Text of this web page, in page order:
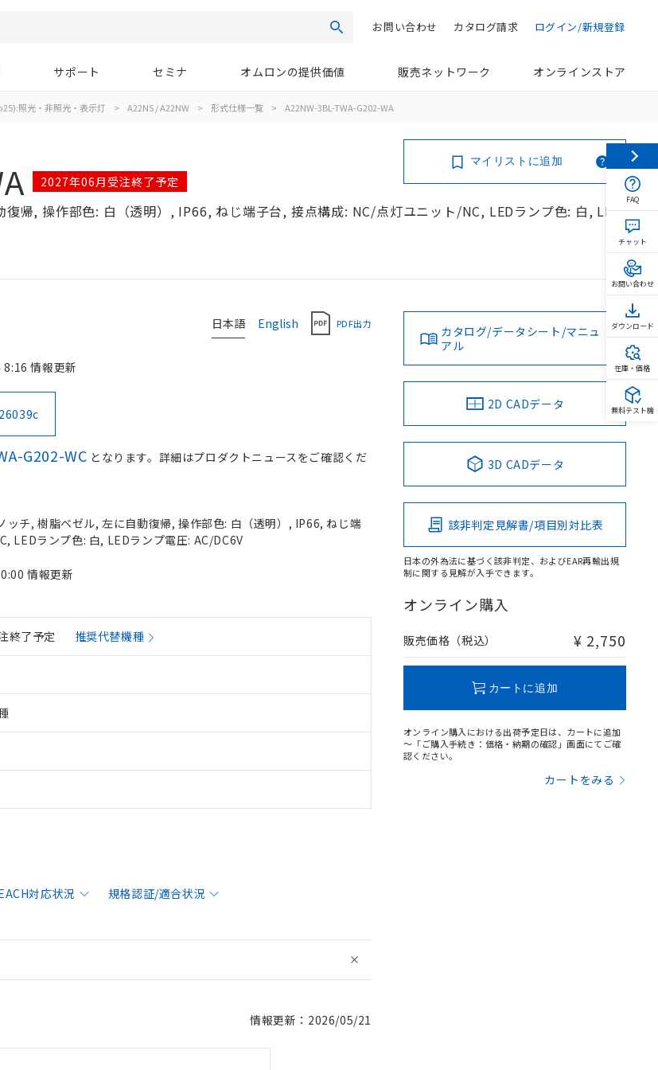
検索 ログイン/新規登録
カタログ請求
お問い合わせ
サポート セミナ オムロンの提供価値 販売ネットワーク オンラインストア
照光・非照光・表示灯 > A22NS / A22NW > 形式仕様一覧 > A22NW-3BL-TWA-G202-WA
2027年06月受注終了予定
帰, 操作部色: 白（透明）, IP66, ねじ端子台, 接点構成: NC/点灯ユニット/NC, LEDランプ色: 白, LED
マイリストに追加
日本語 English PDF出力
情報更新
G202-WC となります。詳細はプロダクトニュースをご確認くだ
チ, 樹脂ベゼル, 左に自動復帰, 操作部色: 白（透明）, IP66, ねじ端
LEDランプ色: 白, LEDランプ電圧: AC/DC6V
情報更新
終了予定 推奨代替機種
対応状況 規格認証/適合状況
情報更新：2026/05/21
カタログ/データシート/マニュ
アル
2D CADデータ
3D CADデータ
該非判定見解書/項目別対比表
日本の外為法に基づく該非判定、およびEAR再輸出規
制に関する見解が入手できます。
オンライン購入
販売価格（税込） ¥ 2,750
カートに追加
オンライン購入における出荷予定日は、カートに追加
～「ご購入手続き：価格・納期の確認」画面にてご確
認ください。
カートをみる
FAQ
チャット
お問い合わせ
ダウンロード
在庫・価格
無料テスト機